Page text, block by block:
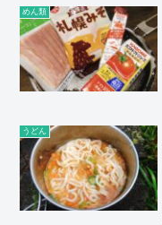
めん類
うどん